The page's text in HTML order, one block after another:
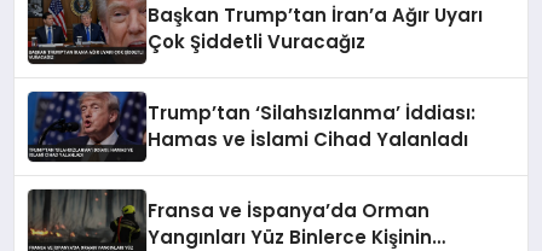
Başkan Trump’tan İran’a Ağır Uyarı
Çok Şiddetli Vuracağız
Trump’tan ‘Silahsızlanma’ İddiası:
Hamas ve İslami Cihad Yalanladı
Fransa ve İspanya’da Orman
Yangınları Yüz Binlerce Kişinin